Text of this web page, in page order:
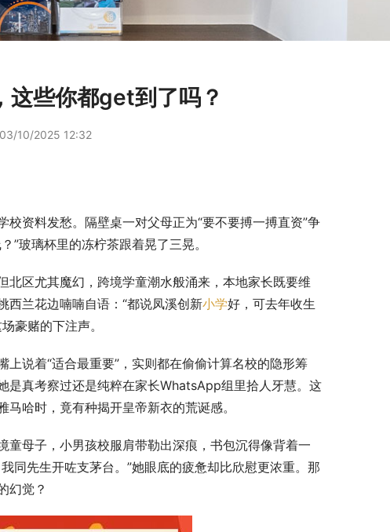
这些你都get到了吗？
03/10/2025 12:32
资料发愁。隔壁桌一对父母正为“要不要搏一搏直资”争
”玻璃杯里的冻柠茶跟着晃了三晃。
区尤其魔幻，跨境学童潮水般涌来，本地家长既要维
西兰花边喃喃自语：“都说凤溪创新小学好，可去年收生
豪赌的下注声。
说着“适合最重要”，实则都在偷偷计算名校的隐形筹
真考察过还是纯粹在家长WhatsApp组里拾人牙慧。这
哈时，竟有种揭开皇帝新衣的荒诞感。
母子，小男孩校服肩带勒出深痕，书包沉得像背着一
同先生开咗支茅台。”她眼底的疲惫却比欣慰更浓重。那
幻觉？